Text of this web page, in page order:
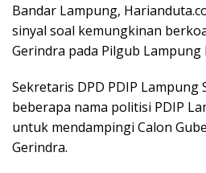
Bandar Lampung,
sinyal soal kemungkinan
Gerindra pada Pilgub
Sekretaris DPD PDIP
beberapa nama politisi PDIP
untuk mendampingi Calon
Gerindra.